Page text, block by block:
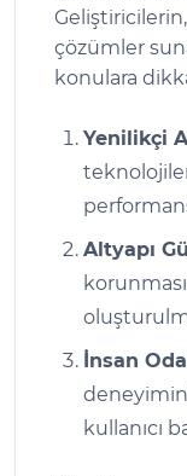
çözümler
konulara
Yenilikçi
Altyapı
İnsan
kullanıcı